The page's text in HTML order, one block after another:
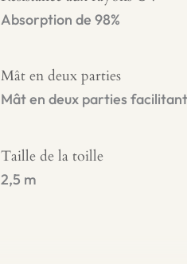
Absorption de 98%
Mât en deux parties
Mât en deux parties
Taille de la toille
2,5 m